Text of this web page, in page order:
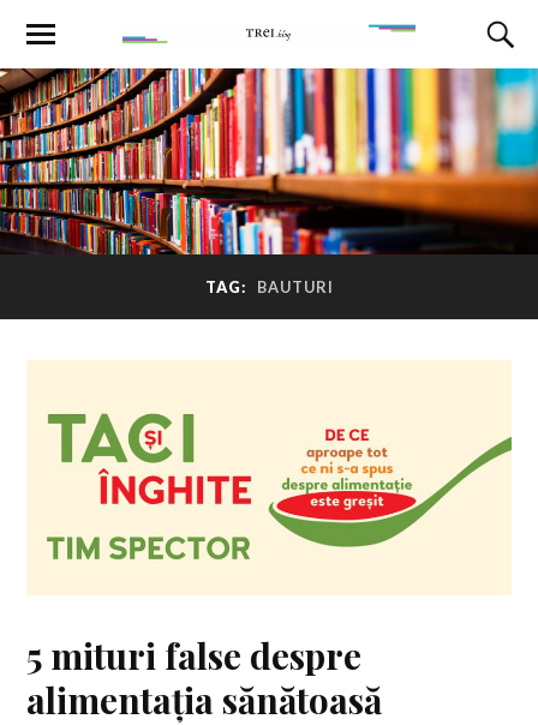
TAG: BAUTURI
5 mituri false despre
alimentația sănătoasă